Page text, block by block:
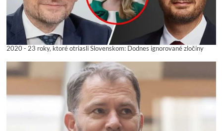
2020 - 23 roky, ktoré otriasli Slovenskom: Dodnes ignorované zločiny